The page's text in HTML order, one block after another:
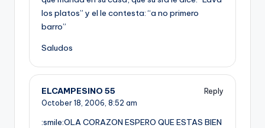
los platos” y el le contesta: “a no primero
barro”
Saludos
ELCAMPESINO 55
Reply
October 18, 2006, 8:52 am
:smile:OLA CORAZON ESPERO QUE ESTAS BIEN